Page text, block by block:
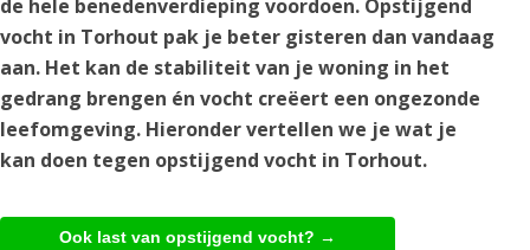
de hele benedenverdieping voordoen. Opstijgend
vocht in Torhout pak je beter gisteren dan vandaag
aan. Het kan de stabiliteit van je woning in het
gedrang brengen én vocht creëert een ongezonde
leefomgeving. Hieronder vertellen we je wat je
kan doen tegen opstijgend vocht in Torhout.
Ook last van opstijgend vocht? →